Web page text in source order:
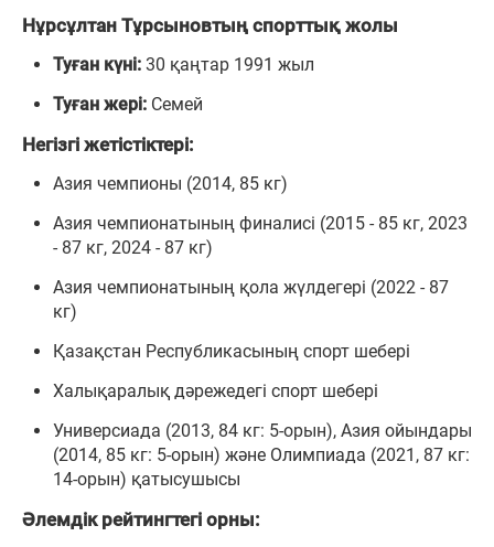
Нұрсұлтан Тұрсыновтың спорттық жолы
Туған күні: 30 қаңтар 1991 жыл
Туған жері: Семей
Негізгі жетістіктері:
Азия чемпионы (2014, 85 кг)
Азия чемпионатының финалисі (2015 - 85 кг, 2023
- 87 кг, 2024 - 87 кг)
Азия чемпионатының қола жүлдегері (2022 - 87
кг)
Қазақстан Республикасының спорт шебері
Халықаралық дәрежедегі спорт шебері
Универсиада (2013, 84 кг: 5-орын), Азия ойындары
(2014, 85 кг: 5-орын) және Олимпиада (2021, 87 кг:
14-орын) қатысушысы
Әлемдік рейтингтегі орны: